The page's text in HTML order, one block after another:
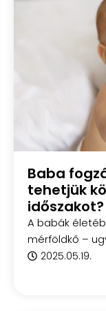
Baba
tehetjük
időszakot?
A babák
mérföldkő –
2025.05.19.